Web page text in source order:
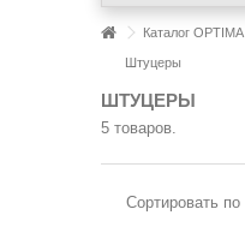
Каталог OPTIMA
Штуцеры
ШТУЦЕРЫ
5 товаров.
Сортировать по